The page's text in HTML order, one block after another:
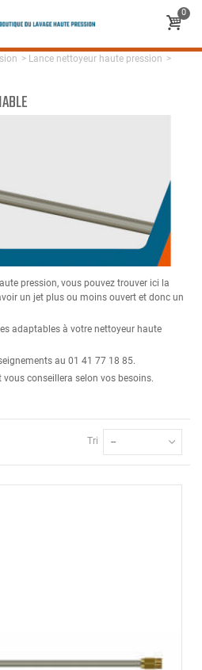
0
> Lance nettoyeur haute pression >
pression, vous pouvez trouver ici la
un jet plus ou moins ouvert et donc un
adaptables à votre nettoyeur haute
au 01 41 77 18 85.
conseillera selon vos besoins.
Tri --